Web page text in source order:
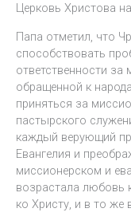
Церковь Христова
Папа отметил, что
способствовать
ответственности за
обращенной к
приняться за
пастырского
каждый верующий
Евангелия и
миссионерском и
возрастала любовь
ко Христу, и в то же